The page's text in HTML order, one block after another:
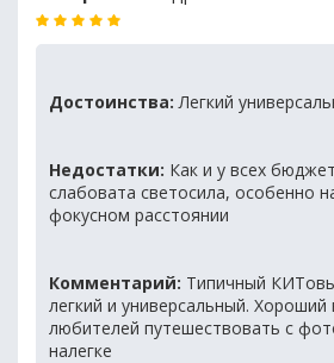
Достоинства: Легкий
Недостатки: Как и у всех
слабовата светосила, особенно
фокусном расстоянии
Комментарий: Типичный
легкий и универсальный. Хороший
любителей путешествовать с
налегке